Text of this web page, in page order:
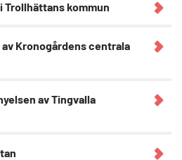
Trollhättans kommun
Kronogårdens centrala
av Tingvalla